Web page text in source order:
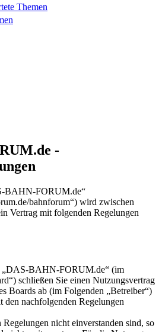
Themen
-
BAHN-FORUM.de“
bahnforum“) wird zwischen
Vertrag mit folgenden Regelungen
BAHN-FORUM.de“ (im
schließen Sie einen Nutzungsvertrag
Boards ab (im Folgenden „Betreiber“)
den nachfolgenden Regelungen
Regelungen nicht einverstanden sind, so